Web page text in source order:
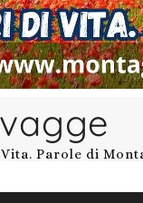
Parole di